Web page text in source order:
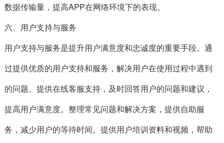
数据传输量，提高APP在网络环境下的表现。
六、用户支持与服务
用户支持与服务是提升用户满意度和忠诚度的重要手段。通
过提供优质的用户支持和服务，解决用户在使用过程中遇到
的问题。提供在线客服支持，及时回答用户的问题和建议，
提高用户满意度。整理常见问题和解决方案，提供自助服
务，减少用户的等待时间。提供用户培训资料和视频，帮助